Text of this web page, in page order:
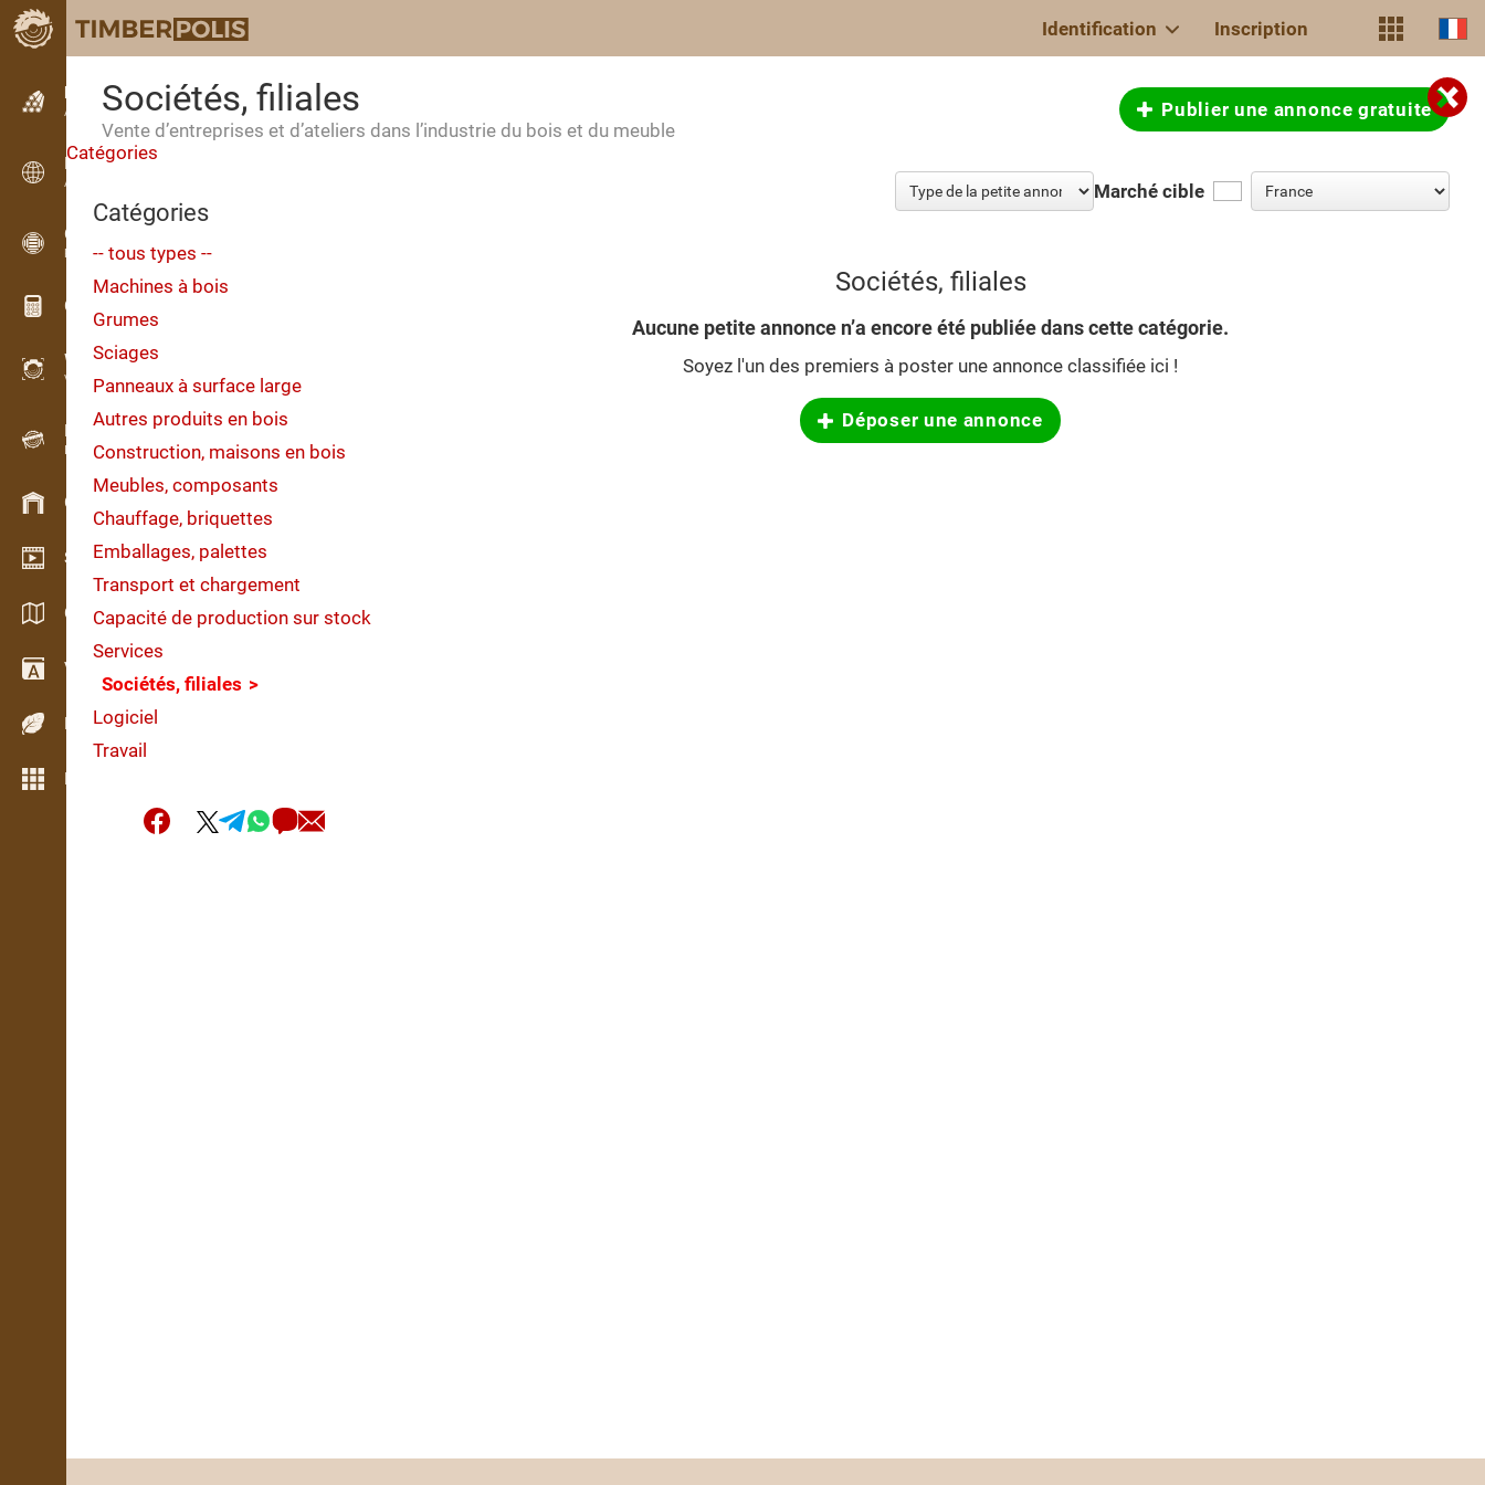
Identification Inscription
Petites annonces
Annonces texte
Petites annonces
Annonces internationales
OPTI-TIMB
Plans de débit
Calculateurs pour le bois
WoodProfi
Volume de bois avec IA
Enregistreur
Inventaire du bois sur le terrain
Gestion du stock
Schowroom vidéo
Catalogues / Brochures
Vocabulaire
Espèces de bois
Plus de fonctions
Sociétés, filiales
Vente d’entreprises et d’ateliers dans l’industrie du bois et du meuble
Publier une annonce gratuite
Catégories
Catégories
-- tous types --
Machines à bois
Grumes
Sciages
Panneaux à surface large
Autres produits en bois
Construction, maisons en bois
Meubles, composants
Chauffage, briquettes
Emballages, palettes
Transport et chargement
Capacité de production sur stock
Services
Sociétés, filiales
Logiciel
Travail
Marché cible
Sociétés, filiales
Aucune petite annonce n’a encore été publiée dans cette catégorie.
Soyez l'un des premiers à poster une annonce classifiée ici !
Déposer une annonce